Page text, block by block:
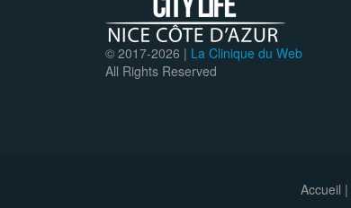
© 2017-2026 | La Clinique du Web
All Rights Reserved
Accueil |